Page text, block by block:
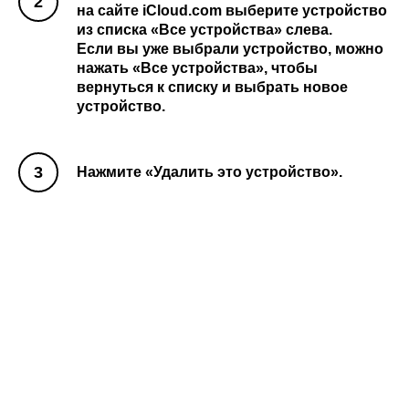
на сайте iCloud.com выберите устройство
из списка «Все устройства» слева.
Если вы уже выбрали устройство, можно
нажать «Все устройства», чтобы
вернуться к списку и выбрать новое
устройство.
Нажмите «Удалить это устройство».